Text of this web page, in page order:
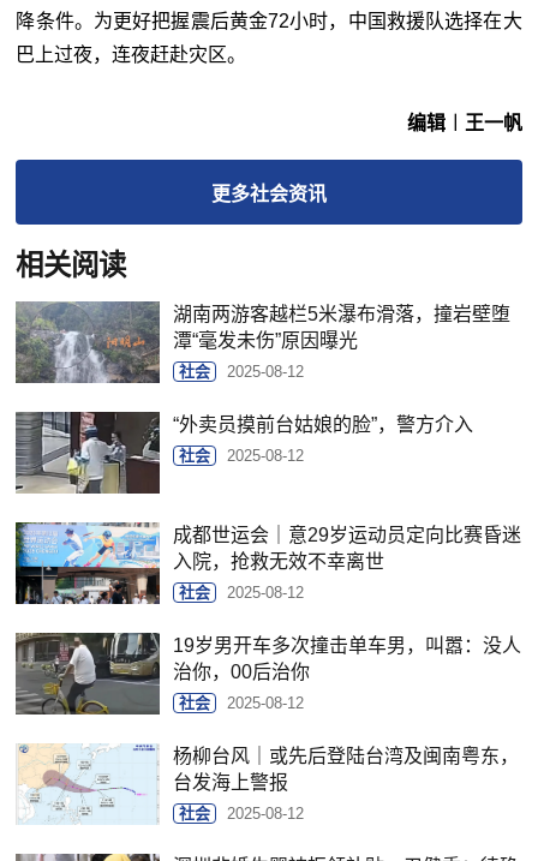
降条件。为更好把握震后黄金72小时，中国救援队选择在大
巴上过夜，连夜赶赴灾区。
编辑︱王一帆
更多社会资讯
相关阅读
湖南两游客越栏5米瀑布滑落，撞岩壁堕
潭“毫发未伤”原因曝光
社会 2025-08-12
“外卖员摸前台姑娘的脸”，警方介入
社会 2025-08-12
成都世运会｜意29岁运动员定向比赛昏迷
入院，抢救无效不幸离世
社会 2025-08-12
19岁男开车多次撞击单车男，叫嚣：没人
治你，00后治你
社会 2025-08-12
杨柳台风｜或先后登陆台湾及闽南粤东，
台发海上警报
社会 2025-08-12